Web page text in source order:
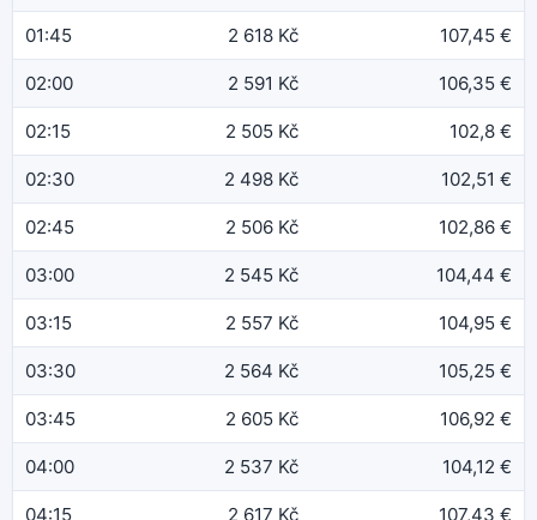
01:45 2 618 Kč 107,45 €
02:00 2 591 Kč 106,35 €
02:15 2 505 Kč 102,8 €
02:30 2 498 Kč 102,51 €
02:45 2 506 Kč 102,86 €
03:00 2 545 Kč 104,44 €
03:15 2 557 Kč 104,95 €
03:30 2 564 Kč 105,25 €
03:45 2 605 Kč 106,92 €
04:00 2 537 Kč 104,12 €
04:15 2 617 Kč 107,43 €